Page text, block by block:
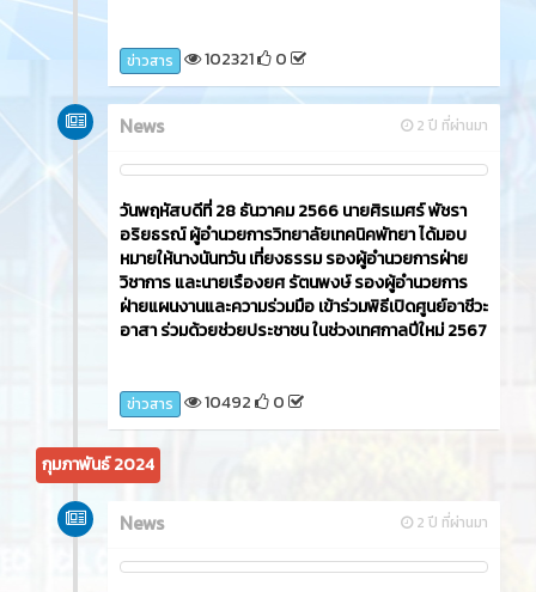
ข่าวสาร 102321 0
2 ปี ที่ผ่านมา
News
วันพฤหัสบดีที่ 28 ธันวาคม 2566 นายศิรเมศร์ พัชรา
อริยธรณ์ ผู้อำนวยการวิทยาลัยเทคนิคพัทยา ได้มอบ
หมายให้นางนันทวัน เที่ยงธรรม รองผู้อำนวยการฝ่าย
วิชาการ และนายเรืองยศ รัตนพงษ์ รองผู้อำนวยการ
ฝ่ายแผนงานและความร่วมมือ เข้าร่วมพิธีเปิดศูนย์อาชีวะ
อาสา ร่วมด้วยช่วยประชาชน ในช่วงเทศกาลปีใหม่ 2567
ข่าวสาร 10492 0
กุมภาพันธ์ 2024
2 ปี ที่ผ่านมา
News